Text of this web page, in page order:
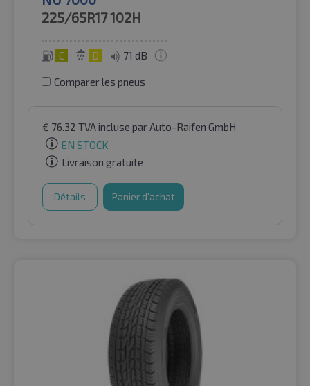
225/65R17102H
C D 71 dB
Comparer les pneus
€ 76.32 TVA incluse par Auto-Raifen GmbH
EN STOCK
Livraison gratuite
Détails Panier d'achat